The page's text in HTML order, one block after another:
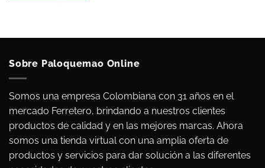
Sobre Paloquemao Online
Somos una empresa Colombiana con 31 años en el
mercado Ferretero, brindando a nuestros clientes
productos de calidad y en las mejores marcas. Ahora
somos una tienda virtual con una amplia oferta de
productos y servicios para dar solución a las diferentes